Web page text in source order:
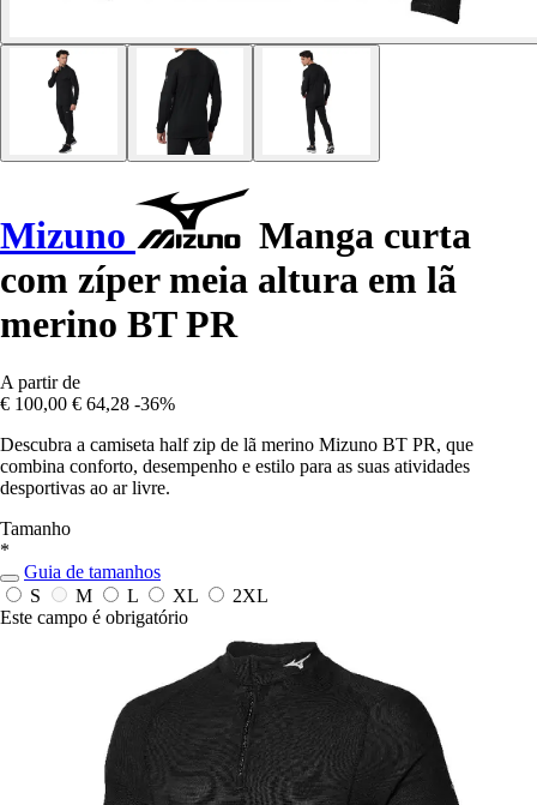
Mizuno
Manga curta
com zíper meia altura em lã
merino BT PR
A partir de
€ 100,00 € 64,28 -36%
Descubra a camiseta half zip de lã merino Mizuno BT PR, que
combina conforto, desempenho e estilo para as suas atividades
desportivas ao ar livre.
Tamanho
*
Guia de tamanhos
S
M L XL
2XL
Este campo é obrigatório